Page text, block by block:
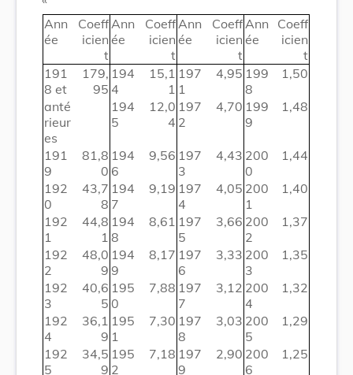
Ann
ée
Coeff
icien
t
Ann
ée
Coeff
icien
t
Ann
ée
Coeff
icien
t
Ann
ée
Coeff
icien
t
191
8 et
179,
95
194
4
15,1
1
197
1
4,95 199
8
1,50
anté
rieur
es
194
5
12,0
4
197
2
4,70 199
9
1,48
191
9
81,8
0
194
6
9,56 197
3
4,43 200
0
1,44
192
0
43,7
8
194
7
9,19 197
4
4,05 200
1
1,40
192
1
44,8
1
194
8
8,61 197
5
3,66 200
2
1,37
192
2
48,0
9
194
9
8,17 197
6
3,33 200
3
1,35
192
3
40,6
5
195
0
7,88 197
7
3,12 200
4
1,32
192
4
36,1
9
195
1
7,30 197
8
3,03 200
5
1,29
192
5
34,5
9
195
2
7,18 197
9
2,90 200
6
1,25